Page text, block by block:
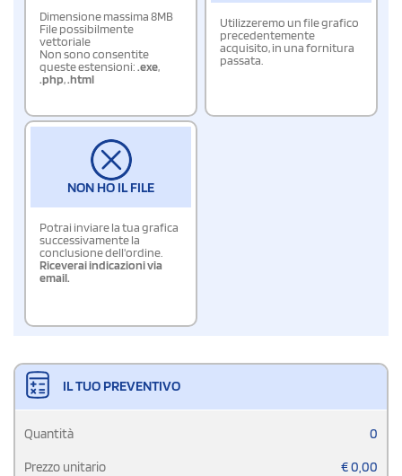
Dimensione massima 8MB
File possibilmente
vettoriale
Non sono consentite
queste estensioni:.exe,
.php,.html
Utilizzeremo un file grafico
precedentemente
acquisito, in una fornitura
passata.
NON HO IL FILE
Potrai inviare la tua grafica
successivamente la
conclusione dell'ordine.
Riceverai indicazioni via
email.
IL TUO PREVENTIVO
Quantità 0
Prezzo unitario €0,00